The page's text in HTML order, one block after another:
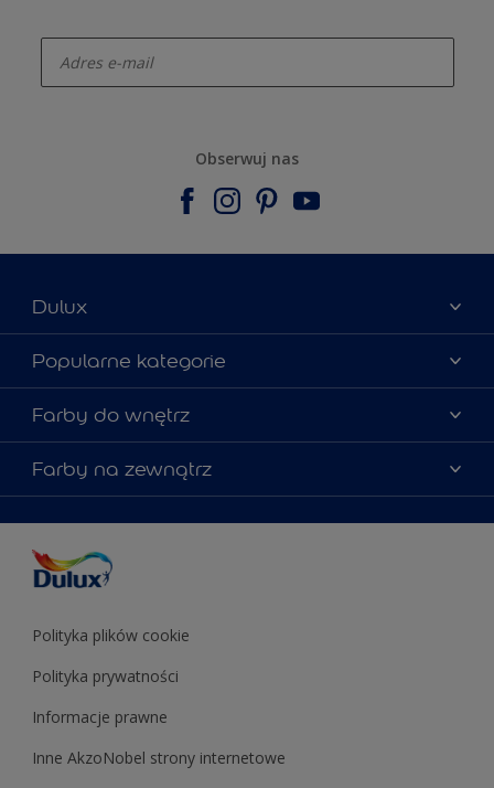
Obserwuj nas
Dulux
Materiały marketingowe
Mapa strony
Kontakt
Zgodność kolorów
Popularne kategorie
Kolory farb
Porady ekspertów
Zainspiruj się
Znajdź sklep
Farby do wnętrz
Farby do ścian
Farby uniwersalne
Podkłady i grunty
Testery farb
Farby do sufitów
Farby na zewnątrz
Farby uniwersalne
Podkłady i grunty
Polityka plików cookie
Polityka prywatności
Informacje prawne
Inne AkzoNobel strony internetowe